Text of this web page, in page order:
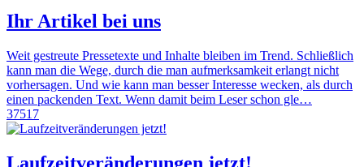
Ihr Artikel bei uns
Weit gestreute Pressetexte und Inhalte bleiben im Trend. Schließlich
kann man die Wege, durch die man aufmerksamkeit erlangt nicht
vorhersagen. Und wie kann man besser Interesse wecken, als durch
einen packenden Text. Wenn damit beim Leser schon gle…
37517